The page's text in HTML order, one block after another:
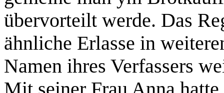
übervorteilt werde. Das
ähnliche Erlasse in
Namen ihres Verfassers